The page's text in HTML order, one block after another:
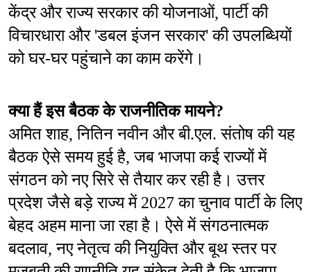
केंद्र और राज्य सरकार की योजनाओं, पार्टी की
विचारधारा और 'डबल इंजन सरकार' की उपलब्धियों
को घर-घर पहुंचाने का काम करेंगे।
क्या हैं इस बैठक के राजनीतिक मायने?
अमित शाह, नितिन नवीन और बी.एल. संतोष की यह
बैठक ऐसे समय हुई है, जब भाजपा कई राज्यों में
संगठन को नए सिरे से तैयार कर रही है। उत्तर
प्रदेश जैसे बड़े राज्य में 2027 का चुनाव पार्टी के लिए
बेहद अहम माना जा रहा है। ऐसे में संगठनात्मक
बदलाव, नए नेतृत्व की नियुक्ति और बूथ स्तर पर